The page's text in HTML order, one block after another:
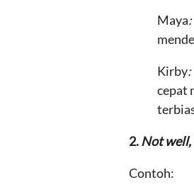
Maya
Kirby
cepat
2.Not well,
Contoh: